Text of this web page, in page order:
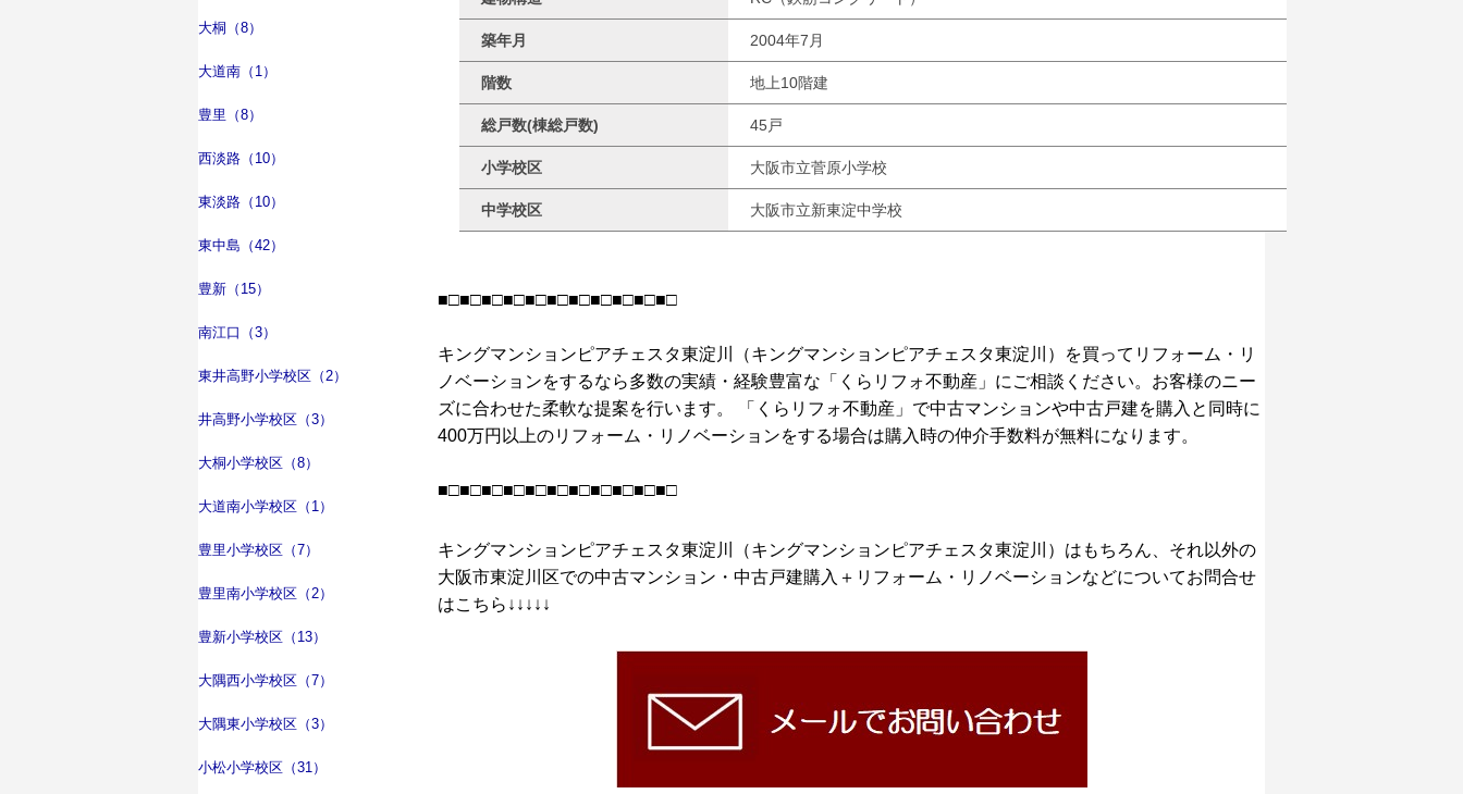
大桐（8）
大道南（1）
豊里（8）
西淡路（10）
東淡路（10）
東中島（42）
豊新（15）
南江口（3）
東井高野小学校区（2）
井高野小学校区（3）
大桐小学校区（8）
大道南小学校区（1）
豊里小学校区（7）
豊里南小学校区（2）
豊新小学校区（13）
大隅西小学校区（7）
大隅東小学校区（3）
小松小学校区（31）
築年月 2004年7月
階数 地上10階建
総戸数(棟総戸数) 45戸
小学校区 大阪市立菅原小学校
中学校区 大阪市立新東淀中学校
■□■□■□■□■□■□■□■□■□■□■□
キングマンションピアチェスタ東淀川（キングマンションピアチェスタ東淀川）を買ってリフォーム・リ
ノベーションをするなら多数の実績・経験豊富な「くらリフォ不動産」にご相談ください。お客様のニー
ズに合わせた柔軟な提案を行います。 「くらリフォ不動産」で中古マンションや中古戸建を購入と同時に
400万円以上のリフォーム・リノベーションをする場合は購入時の仲介手数料が無料になります。
■□■□■□■□■□■□■□■□■□■□■□
キングマンションピアチェスタ東淀川（キングマンションピアチェスタ東淀川）はもちろん、それ以外の
大阪市東淀川区での中古マンション・中古戸建購入＋リフォーム・リノベーションなどについてお問合せ
はこちら↓↓↓↓↓